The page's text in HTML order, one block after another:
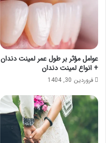
عوامل مؤثر بر طول عمر لمینت دندان
+ انواع لمینت دندان
فروردین 30, 1404